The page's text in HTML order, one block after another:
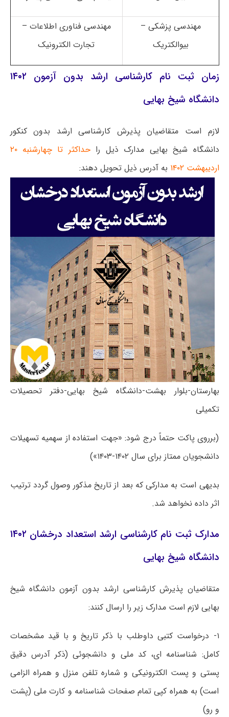
مهندسی پزشکی –
بیوالکتریک
مهندسی فناوری اطلاعات –
تجارت الکترونیک
زمان ثبت نام کارشناسی ارشد بدون آزمون ۱۴۰۲
دانشگاه شیخ بهایی
لازم است متقاضیان پذیرش کارشناسی ارشد بدون کنکور
دانشگاه شیخ بهایی مدارک ذیل را
حداکثر تا چهارشنبه ۲۰
اردیبهشت ۱۴۰۲
به آدرس ذیل تحویل دهند:
بهارستان-بلوار بهشت-دانشگاه شیخ بهایی-دفتر تحصیلات
تکمیلی
(برروی پاکت حتماً درج شود: «جهت استفاده از سهمیه تسهیلات
دانشجویان ممتاز برای سال ۱۴۰۲-۱۴۰۳»)
بدیهی است به مدارکی که بعد از تاریخ مذکور وصول گردد ترتیب
اثر داده نخواهد شد.
مدارک ثبت نام کارشناسی ارشد استعداد درخشان ۱۴۰۲
دانشگاه شیخ بهایی
متقاضیان پذیرش کارشناسی ارشد بدون آزمون دانشگاه شیخ
بهایی لازم است مدارک زیر را ارسال کنند:
۱- درخواست کتبی داوطلب با ذکر تاریخ و با قید مشخصات
کامل: شناسنامه ای، کد ملی و دانشجوئی (ذکر آدرس دقیق
پستی و پست الکترونیکی و شماره تلفن منزل و همراه الزامی
است) به همراه کپی تمام صفحات شناسنامه و کارت ملی (پشت
و رو)